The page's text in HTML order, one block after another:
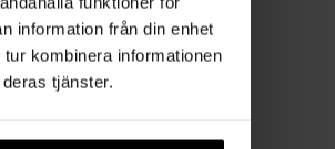
information från din enhet
kombinera informationen
tjänster.